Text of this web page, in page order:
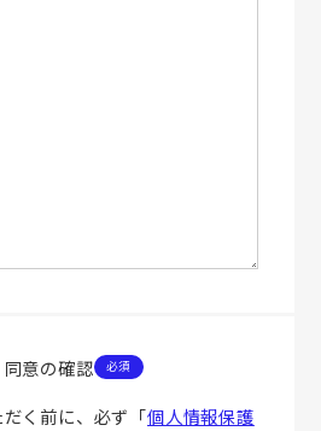
意の確認
く前に、必ず「個人情報保護